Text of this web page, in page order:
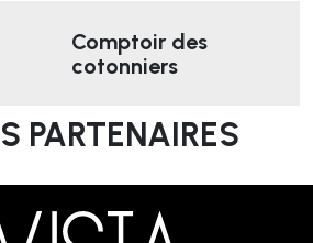
Comptoir des
cotonniers
PARTENAIRES